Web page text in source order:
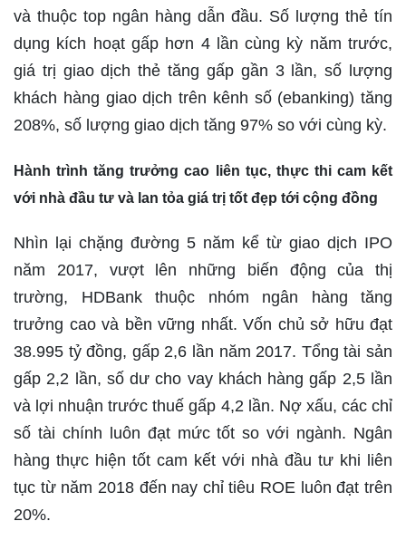
và thuộc top ngân hàng dẫn đầu. Số lượng thẻ tín
dụng kích hoạt gấp hơn 4 lần cùng kỳ năm trước,
giá trị giao dịch thẻ tăng gấp gần 3 lần, số lượng
khách hàng giao dịch trên kênh số (ebanking) tăng
208%, số lượng giao dịch tăng 97% so với cùng kỳ.
Hành trình tăng trưởng cao liên tục, thực thi cam kết
với nhà đầu tư và lan tỏa giá trị tốt đẹp tới cộng đồng
Nhìn lại chặng đường 5 năm kể từ giao dịch IPO
năm 2017, vượt lên những biến động của thị
trường, HDBank thuộc nhóm ngân hàng tăng
trưởng cao và bền vững nhất. Vốn chủ sở hữu đạt
38.995 tỷ đồng, gấp 2,6 lần năm 2017. Tổng tài sản
gấp 2,2 lần, số dư cho vay khách hàng gấp 2,5 lần
và lợi nhuận trước thuế gấp 4,2 lần. Nợ xấu, các chỉ
số tài chính luôn đạt mức tốt so với ngành. Ngân
hàng thực hiện tốt cam kết với nhà đầu tư khi liên
tục từ năm 2018 đến nay chỉ tiêu ROE luôn đạt trên
20%.